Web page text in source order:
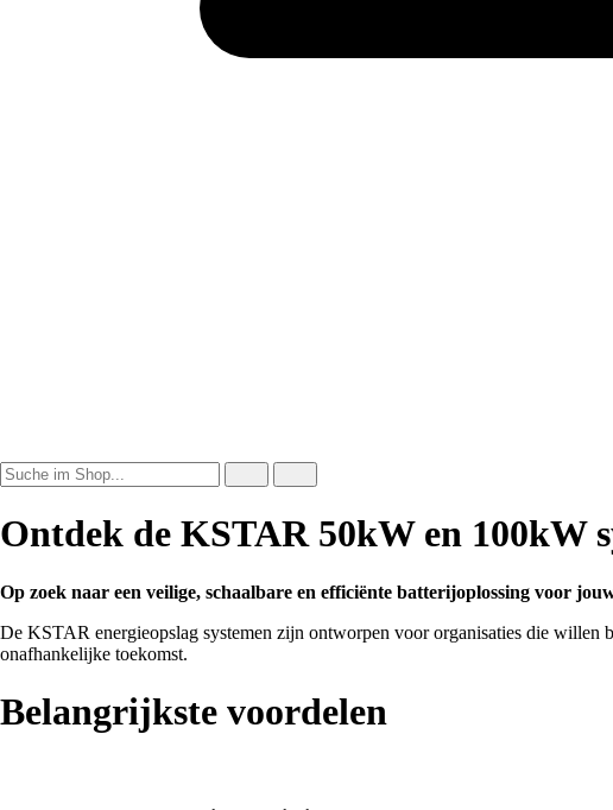
Ontdek de KSTAR 50kW en 100kW
Op zoek naar een veilige, schaalbare en efficiënte batterijoplossing voor
De KSTAR energieopslag systemen zijn ontworpen voor organisaties die willen
onafhankelijke toekomst.
Belangrijkste voordelen